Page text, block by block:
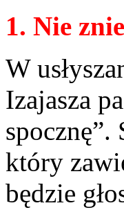
1. Nie
W
Izajasza
spocznę”.
który
będzie